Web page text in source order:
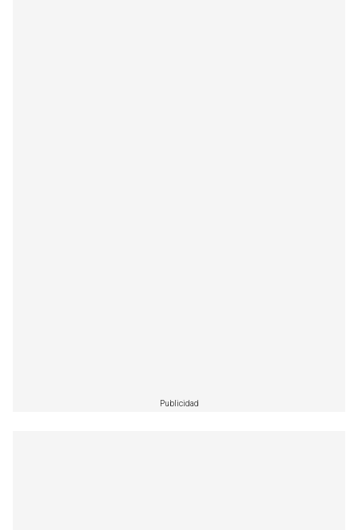
Publicidad